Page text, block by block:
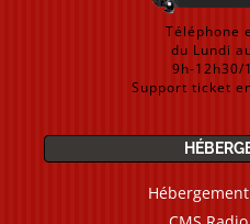
Téléphone
du Lundi
9h-12h30/
Support ticket